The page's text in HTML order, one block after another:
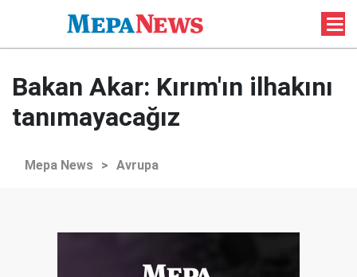
Bakan Akar: Kırım'ın ilhakını
tanımayacağız
Mepa News > Avrupa